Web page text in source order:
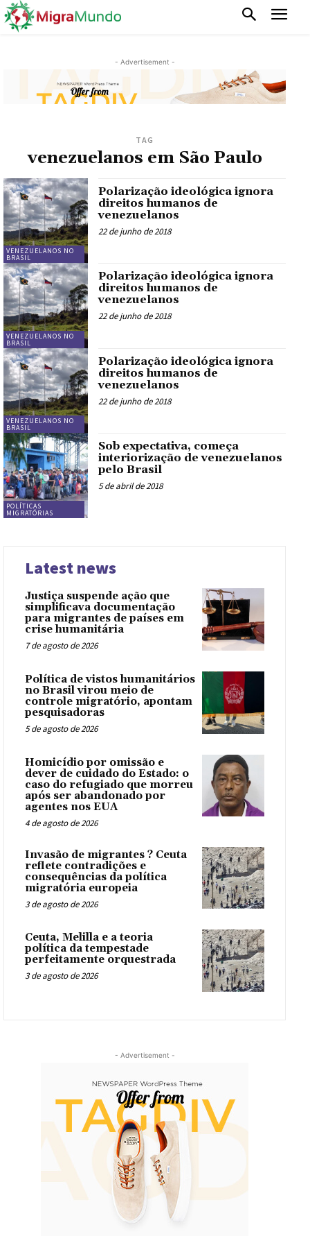
- Advertisement -
TAG
venezuelanos em São Paulo
VENEZUELANOS NO
BRASIL
Polarização ideológica ignora
direitos humanos de
venezuelanos
22 de junho de 2018
VENEZUELANOS NO
BRASIL
Polarização ideológica ignora
direitos humanos de
venezuelanos
22 de junho de 2018
VENEZUELANOS NO
BRASIL
Polarização ideológica ignora
direitos humanos de
venezuelanos
22 de junho de 2018
POLÍTICAS
MIGRATÓRIAS
Sob expectativa, começa
interiorização de venezuelanos
pelo Brasil
5 de abril de 2018
Latest news
Justiça suspende ação que
simplificava documentação
para migrantes de países em
crise humanitária
7 de agosto de 2026
Política de vistos humanitários
no Brasil virou meio de
controle migratório, apontam
pesquisadoras
5 de agosto de 2026
Homicídio por omissão e
dever de cuidado do Estado: o
caso do refugiado que morreu
após ser abandonado por
agentes nos EUA
4 de agosto de 2026
Invasão de migrantes ? Ceuta
reflete contradições e
consequências da política
migratória europeia
3 de agosto de 2026
Ceuta, Melilla e a teoria
política da tempestade
perfeitamente orquestrada
3 de agosto de 2026
- Advertisement -